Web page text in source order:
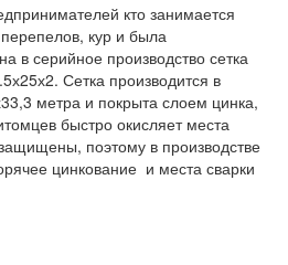
кто занимается
кур и была
в серийное производство сетка
Сетка производится в
метра и покрыта слоем цинка,
быстро окисляет места
поэтому в производстве
цинкование и места сварки